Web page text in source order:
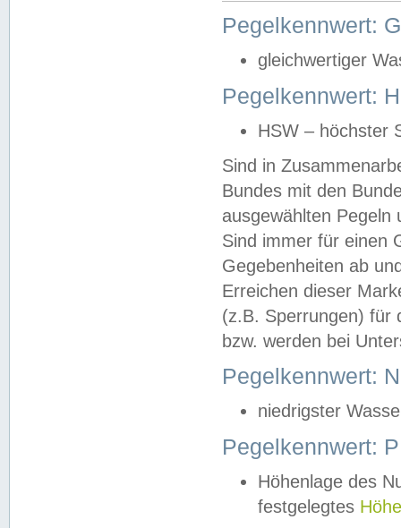
Pegelkennwert:
gleichwertiger
Pegelkennwert:
HSW – höchster
Sind in
Bundes mit den
ausgewählten
Sind immer für einen
Gegebenheiten ab
Erreichen dieser
(z.B. Sperrungen) für
bzw. werden bei
Pegelkennwert:
niedrigster
Pegelkennwert:
Höhenlage des
festgelegtes